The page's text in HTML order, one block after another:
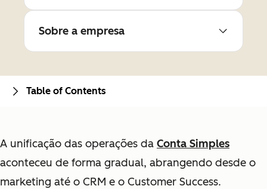
Sobre a empresa
A unificação das operações da Conta Simples
aconteceu de forma gradual, abrangendo desde o
marketing até o CRM e o Customer Success.
Table of Contents